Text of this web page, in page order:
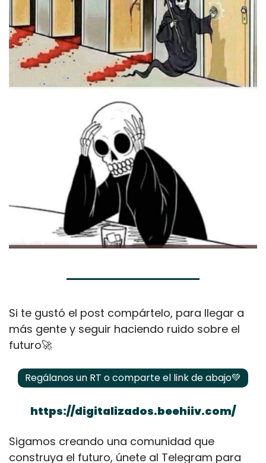
Si te gustó el post compártelo, para llegar a
más gente y seguir haciendo ruido sobre el
futuro🚀
Regálanos un RT o comparte el link de abajo💚
https://digitalizados.beehiiv.com/
Sigamos creando una comunidad que
construya el futuro, únete al Telegram para